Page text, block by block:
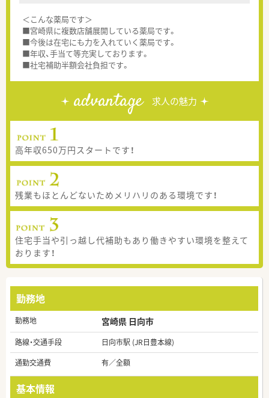
＜こんな薬局です＞
■宮崎県に複数店舗展開している薬局です。
■今後は在宅にも力を入れていく薬局です。
■年収、手当て等充実しております。
■社宅補助半額会社負担です。
advantage 求人の魅力
高年収650万円スタートです！
残業もほとんどないためメリハリのある環境です！
住宅手当や引っ越し代補助もあり働きやすい環境を整えて
おります！
勤務地
勤務地 宮崎県 日向市
路線・交通手段
日向市駅 (JR日豊本線)
通勤交通費
有／全額
基本情報